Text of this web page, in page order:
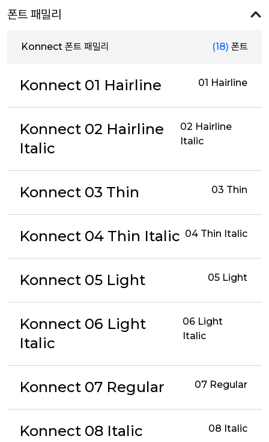
폰트 패밀리
Konnect 폰트 패밀리 (18) 폰트
Konnect 01 Hairline 01 Hairline
Konnect 02 Hairline
Italic
02 Hairline
Italic
Konnect 03 Thin 03 Thin
Konnect 04 Thin Italic 04 Thin Italic
Konnect 05 Light 05 Light
Konnect 06 Light
Italic
06 Light
Italic
Konnect 07 Regular 07 Regular
Konnect 08 Italic 08 Italic